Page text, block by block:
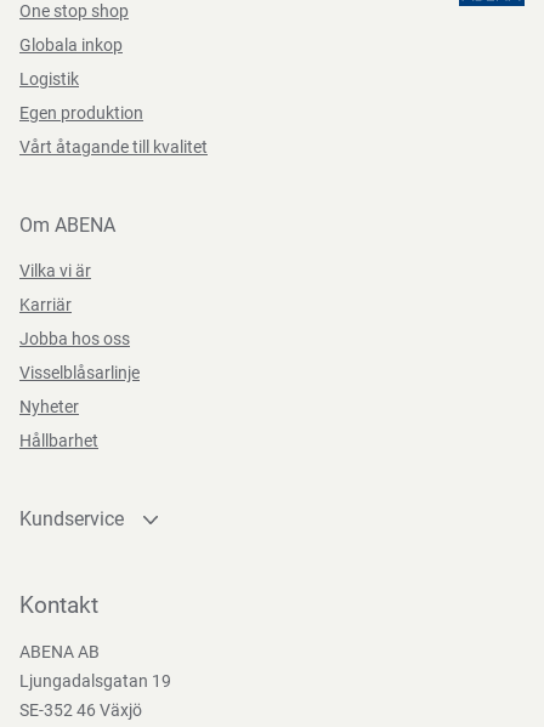
One stop shop
Globala inkop
Logistik
Egen produktion
Vårt åtagande till kvalitet
Om ABENA
Vilka vi är
Karriär
Jobba hos oss
Visselblåsarlinje
Nyheter
Hållbarhet
Kundservice
Bli kund
Nedladdningar
Kontakt
ABENA AB
Ljungadalsgatan 19
SE-352 46 Växjö